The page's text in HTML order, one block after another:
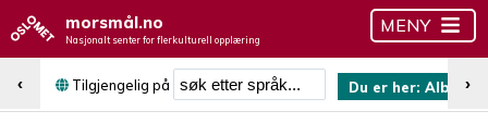
morsmål.no
Nasjonalt senter for flerkulturell opplæring
MENY
Tilgjengelig på
Søk etter språk
Du er her:Albansk
‹ ›